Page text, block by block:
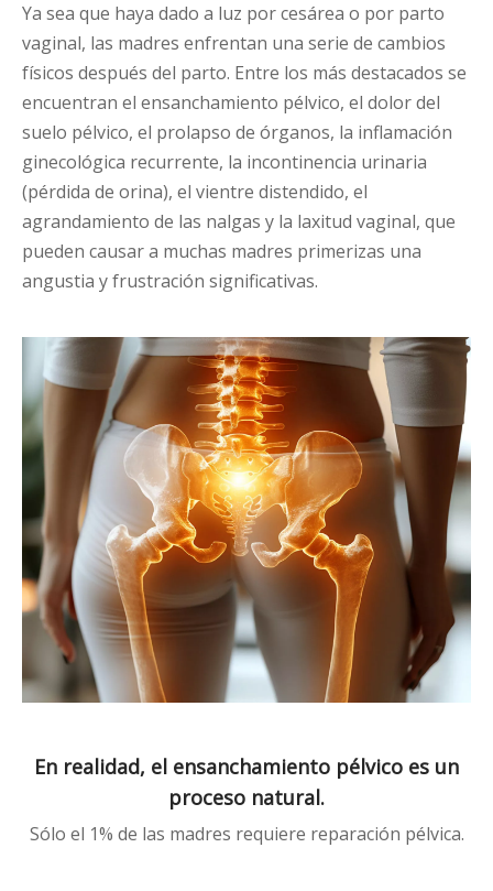
Ya sea que haya dado a luz por cesárea o por parto
vaginal, las madres enfrentan una serie de cambios
físicos después del parto. Entre los más destacados se
encuentran el ensanchamiento pélvico, el dolor del
suelo pélvico, el prolapso de órganos, la inflamación
ginecológica recurrente, la incontinencia urinaria
(pérdida de orina), el vientre distendido, el
agrandamiento de las nalgas y la laxitud vaginal, que
pueden causar a muchas madres primerizas una
angustia y frustración significativas.
En realidad, el ensanchamiento pélvico es un
proceso natural.
Sólo el 1% de las madres requiere reparación pélvica.